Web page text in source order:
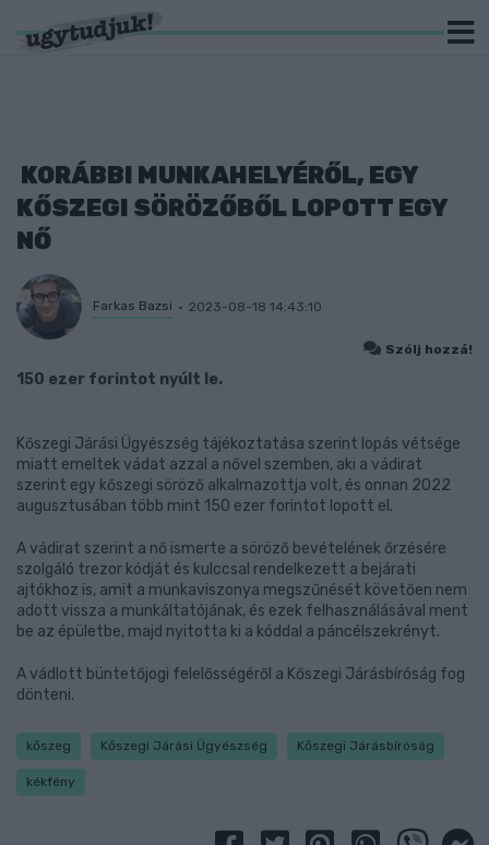
KORÁBBI MUNKAHELYÉRŐL, EGY
KŐSZEGI SÖRÖZŐBŐL LOPOTT EGY
NŐ
Farkas Bazsi 2023-08-18 14:43:10
Szólj hozzá!
150 ezer forintot nyúlt le.
Kőszegi Járási Ügyészség tájékoztatása szerint lopás vétsége
miatt emeltek vádat azzal a nővel szemben, aki a vádirat
szerint egy kőszegi söröző alkalmazottja volt, és onnan 2022
augusztusában több mint 150 ezer forintot lopott el.
A vádirat szerint a nő ismerte a söröző bevételének őrzésére
szolgáló trezor kódját és kulccsal rendelkezett a bejárati
ajtókhoz is, amit a munkaviszonya megszűnését követően nem
adott vissza a munkáltatójának, és ezek felhasználásával ment
be az épületbe, majd nyitotta ki a kóddal a páncélszekrényt.
A vádlott büntetőjogi felelősségéről a Kőszegi Járásbíróság fog
dönteni.
kőszeg Kőszegi Járási Ügyészség Kőszegi Járásbíróság
kékfény